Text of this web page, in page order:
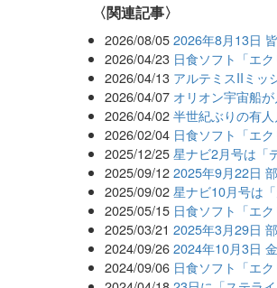
関連記事
2026/08/05 2026年8月13日
2026/04/23 日食ソフト「エ
2026/04/13 アルテミスIIミッ
2026/04/07 オリオン宇宙船
2026/04/02 半世紀ぶりの有
2026/02/04 日食ソフト「エ
2025/12/25 星ナビ2月号は「
2025/09/12 2025年9月22日
2025/09/02 星ナビ10月号は
2025/05/15 日食ソフト「エ
2025/03/21 2025年3月29日
2024/09/26 2024年10月3日
2024/09/06 日食ソフト「エ